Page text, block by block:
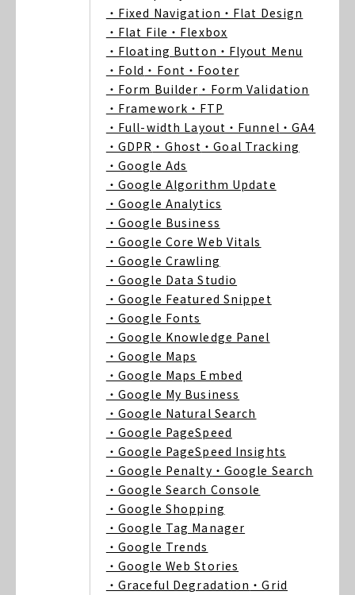
・Fixed Navigation ・Flat Design
・Flat File ・Flexbox
・Floating Button ・Flyout Menu
・Fold ・Font ・Footer
・Form Builder ・Form Validation
・Framework ・FTP
・Full-width Layout ・Funnel ・GA4
・GDPR ・Ghost ・Goal Tracking
・Google Ads
・Google Algorithm Update
・Google Analytics
・Google Business
・Google Core Web Vitals
・Google Crawling
・Google Data Studio
・Google Featured Snippet
・Google Fonts
・Google Knowledge Panel
・Google Maps
・Google Maps Embed
・Google My Business
・Google Natural Search
・Google PageSpeed
・Google PageSpeed Insights
・Google Penalty ・Google Search
・Google Search Console
・Google Shopping
・Google Tag Manager
・Google Trends
・Google Web Stories
・Graceful Degradation ・Grid